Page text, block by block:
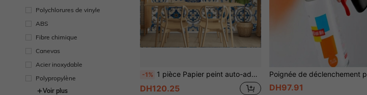
Polychlorures de vinyle
ABS
Fibre chimique
Canevas
Acier inoxydable
Polypropylène
Voir plus
-1% 1 pièce Papier peint auto-adhésif de style marocain, à peler et coller, étanche, résistant à l"huile, résistant à la chaleur, résistant à la déchirure, autocollant en feuille d"aluminium, convient pour le salon, la chambre à coucher, la cuisine, la salle de bain, Stickers muraux en vinyle, décoration murale domestique.
DH120.25 DH97.91